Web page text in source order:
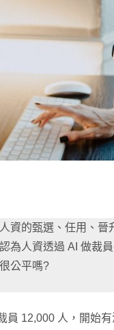
資的甄選、任用、
為人資透過 AI 做裁
公平嗎?
員 12,000 人，開始